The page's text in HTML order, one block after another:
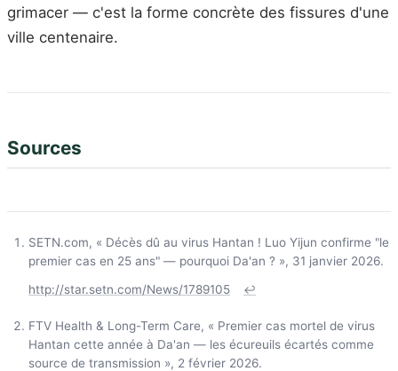
grimacer — c'est la forme concrète des fissures d'une
ville centenaire.
Sources
SETN.com, « Décès dû au virus Hantan ! Luo Yijun confirme "le
premier cas en 25 ans" — pourquoi Da'an ? », 31 janvier 2026.
http://star.setn.com/News/1789105
↩
FTV Health & Long-Term Care, « Premier cas mortel de virus
Hantan cette année à Da'an — les écureuils écartés comme
source de transmission », 2 février 2026.